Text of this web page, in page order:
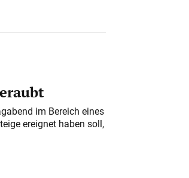
im Bereich eines
ereignet haben soll,